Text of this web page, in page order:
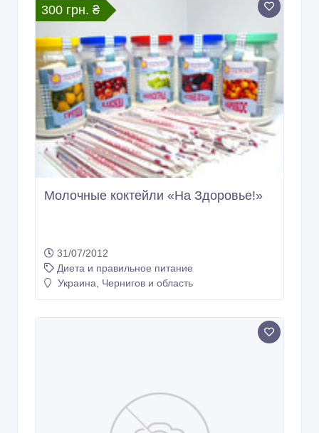
300 грн. ₴
Молочные коктейли «На Здоровье!»
31/07/2012
Диета и правильное питание
Украина, Чернигов и область